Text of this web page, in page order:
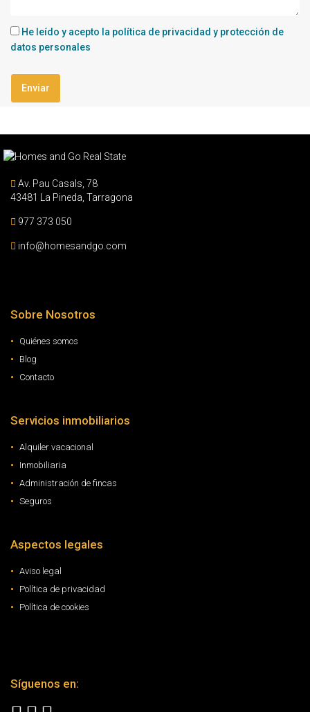
He leído y acepto la política de privacidad y protección de
datos personales
Av. Pau Casals, 78
43481 La Pineda, Tarragona
977 373 050
info@homesandgo.com
Sobre Nosotros
Quiénes somos
Blog
Contacto
Servicios inmobiliarios
Alquiler vacacional
Inmobiliaria
Administración de fincas
Seguros
Aspectos legales
Aviso legal
Política de privacidad
Política de cookies
Síguenos en: